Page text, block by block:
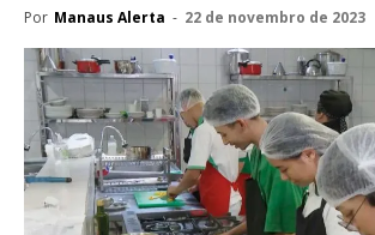
Por Manaus Alerta - 22 de novembro de 2023